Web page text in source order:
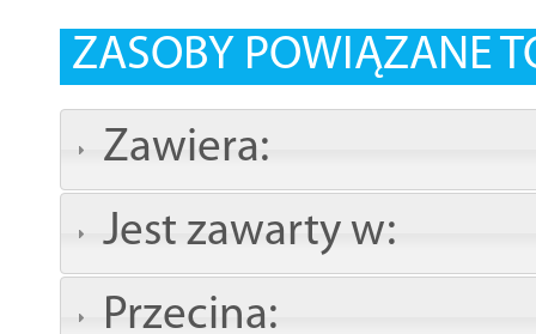
ZASOBY POWIĄZANE
Zawiera:
Jest zawarty w:
Przecina: